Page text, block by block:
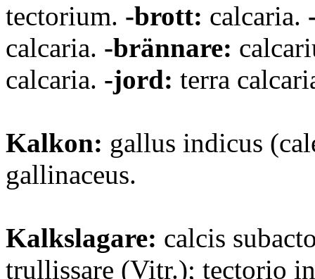
tectorium. -brott: calcaria.
calcaria. -brännare:
calcaria. -jord: terra
Kalkon: gallus indicus
gallinaceus.
Kalkslagare: calcis
trullissare (Vitr.); tectorio